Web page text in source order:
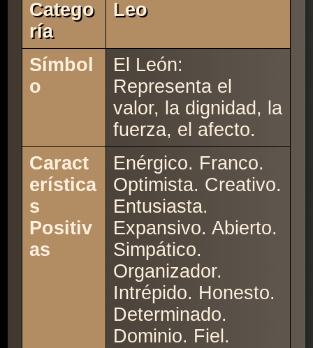
Catego
Ría
Leo
Símbol
o
El León:
Representa el
valor, la dignidad, la
fuerza, el afecto.
Caract
erística
s
Positiv
as
Enérgico. Franco.
Optimista. Creativo.
Entusiasta.
Expansivo. Abierto.
Simpático.
Organizador.
Intrépido. Honesto.
Determinado.
Dominio. Fiel.